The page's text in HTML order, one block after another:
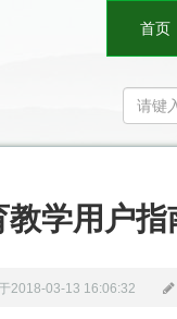
首页
教学用户指
2018-03-13 16:06:32